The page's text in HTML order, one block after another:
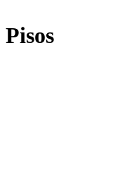
Pisos